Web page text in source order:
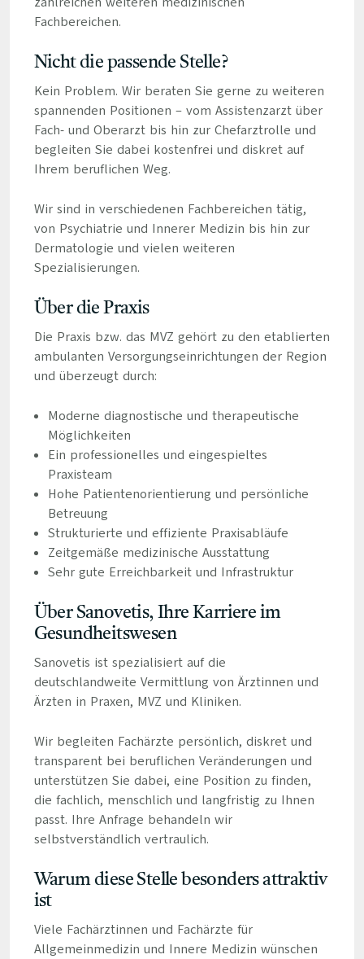
Fachbereichen.
Nicht die passende Stelle?
Kein Problem. Wir beraten Sie gerne zu weiteren
spannenden Positionen – vom Assistenzarzt über
Fach- und Oberarzt bis hin zur Chefarztrolle und
begleiten Sie dabei kostenfrei und diskret auf
Ihrem beruflichen Weg.
Wir sind in verschiedenen Fachbereichen tätig,
von Psychiatrie und Innerer Medizin bis hin zur
Dermatologie und vielen weiteren
Spezialisierungen.
Über die Praxis
Die Praxis bzw. das MVZ gehört zu den etablierten
ambulanten Versorgungseinrichtungen der Region
und überzeugt durch:
Moderne diagnostische und therapeutische
Möglichkeiten
Ein professionelles und eingespieltes
Praxisteam
Hohe Patientenorientierung und persönliche
Betreuung
Strukturierte und effiziente Praxisabläufe
Zeitgemäße medizinische Ausstattung
Sehr gute Erreichbarkeit und Infrastruktur
Über Sanovetis, Ihre Karriere im
Gesundheitswesen
Sanovetis ist spezialisiert auf die
deutschlandweite Vermittlung von Ärztinnen und
Ärzten in Praxen, MVZ und Kliniken.
Wir begleiten Fachärzte persönlich, diskret und
transparent bei beruflichen Veränderungen und
unterstützen Sie dabei, eine Position zu finden,
die fachlich, menschlich und langfristig zu Ihnen
passt. Ihre Anfrage behandeln wir
selbstverständlich vertraulich.
Warum diese Stelle besonders attraktiv
ist
Viele Fachärztinnen und Fachärzte für
Allgemeinmedizin und Innere Medizin wünschen